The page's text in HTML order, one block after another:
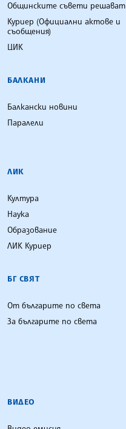
Общинските съвети решават
Куриер (Официални актове и
съобщения)
ЦИК
БАЛКАНИ
Балкански новини
Паралели
ЛИК
Култура
Наука
Образование
ЛИК Куриер
БГ СВЯТ
От българите по света
За българите по света
ВИДЕО